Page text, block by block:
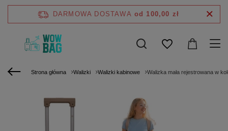
DARMOWA DOSTAWA od 100,00 zł
Strona główna Walizki Walizki kabinowe Walizka mała rejestrowana w